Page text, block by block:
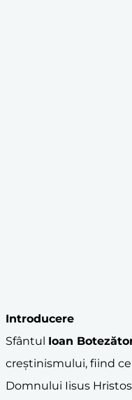
Introducere
Sfântul Ioan
creștinismului, fiind
Domnului Iisus